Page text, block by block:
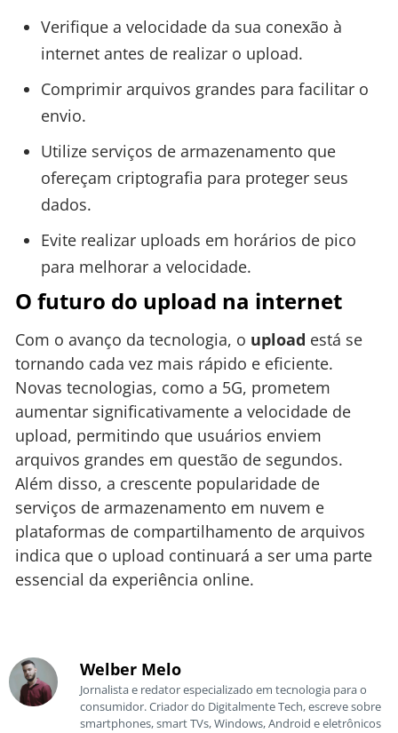
Verifique a velocidade da sua conexão à
internet antes de realizar o upload.
Comprimir arquivos grandes para facilitar o
envio.
Utilize serviços de armazenamento que
ofereçam criptografia para proteger seus
dados.
Evite realizar uploads em horários de pico
para melhorar a velocidade.
O futuro do upload na internet
Com o avanço da tecnologia, o upload está se
tornando cada vez mais rápido e eficiente.
Novas tecnologias, como a 5G, prometem
aumentar significativamente a velocidade de
upload, permitindo que usuários enviem
arquivos grandes em questão de segundos.
Além disso, a crescente popularidade de
serviços de armazenamento em nuvem e
plataformas de compartilhamento de arquivos
indica que o upload continuará a ser uma parte
essencial da experiência online.
Welber Melo
Jornalista e redator especializado em tecnologia para o
consumidor. Criador do Digitalmente Tech, escreve sobre
smartphones, smart TVs, Windows, Android e eletrônicos